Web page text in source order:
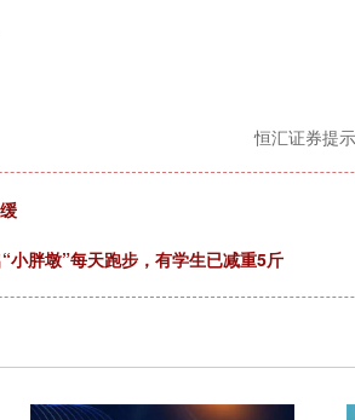
恒汇证券提
小胖墩”每天跑步，有学生已减重5斤